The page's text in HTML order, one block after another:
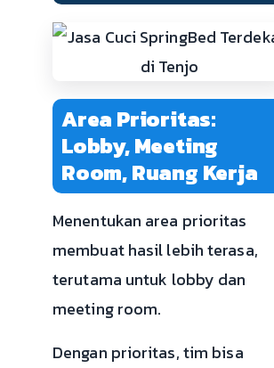
Area Prioritas:
Lobby, Meeting
Room, Ruang Kerja
Menentukan area prioritas
membuat hasil lebih terasa,
terutama untuk lobby dan
meeting room.
Dengan prioritas, tim bisa